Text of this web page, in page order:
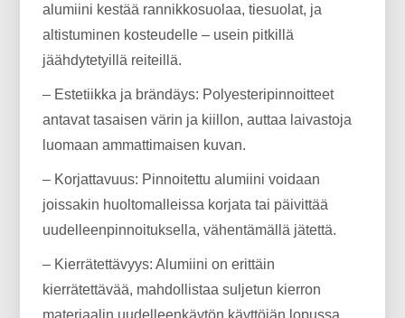
alumiini kestää rannikkosuolaa, tiesuolat, ja
altistuminen kosteudelle – usein pitkillä
jäähdytetyillä reiteillä.
– Estetiikka ja brändäys: Polyesteripinnoitteet
antavat tasaisen värin ja kiillon, auttaa laivastoja
luomaan ammattimaisen kuvan.
– Korjattavuus: Pinnoitettu alumiini voidaan
joissakin huoltomalleissa korjata tai päivittää
uudelleenpinnoituksella, vähentämällä jätettä.
– Kierrätettävyys: Alumiini on erittäin
kierrätettävää, mahdollistaa suljetun kierron
materiaalin uudelleenkäytön käyttöiän lopussa.